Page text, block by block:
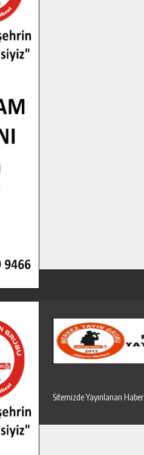
Sitemizde Yayınlanan